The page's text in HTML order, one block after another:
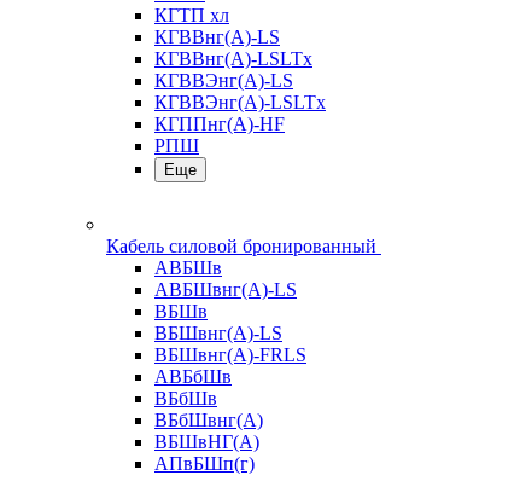
КГТП хл
КГВВнг(А)-LS
КГВВнг(А)-LSLTx
КГВВЭнг(А)-LS
КГВВЭнг(А)-LSLTx
КГППнг(А)-HF
РПШ
Еще
Кабель силовой бронированный
АВБШв
АВБШвнг(А)-LS
ВБШв
ВБШвнг(А)-LS
ВБШвнг(А)-FRLS
АВБбШв
ВБбШв
ВБбШвнг(А)
ВБШвНГ(А)
АПвБШп(г)